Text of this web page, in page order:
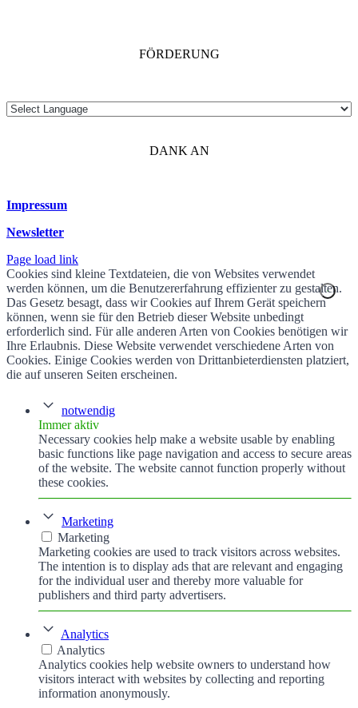
FÖRDERUNG
DANK AN
Impressum
Newsletter
Page load link
Cookies sind kleine Textdateien, die von Websites verwendet
werden können, um die Benutzererfahrung effizienter zu gestalten.
Das Gesetz besagt, dass wir Cookies auf Ihrem Gerät speichern
können, wenn sie für den Betrieb dieser Website unbedingt
erforderlich sind. Für alle anderen Arten von Cookies benötigen wir
Ihre Erlaubnis. Diese Website verwendet verschiedene Arten von
Cookies. Einige Cookies werden von Drittanbieterdiensten platziert,
die auf unseren Seiten erscheinen.
notwendig
Immer aktiv
Necessary cookies help make a website usable by enabling
basic functions like page navigation and access to secure areas
of the website. The website cannot function properly without
these cookies.
Marketing
Marketing
Marketing cookies are used to track visitors across websites.
The intention is to display ads that are relevant and engaging
for the individual user and thereby more valuable for
publishers and third party advertisers.
Analytics
Analytics
Analytics cookies help website owners to understand how
visitors interact with websites by collecting and reporting
information anonymously.